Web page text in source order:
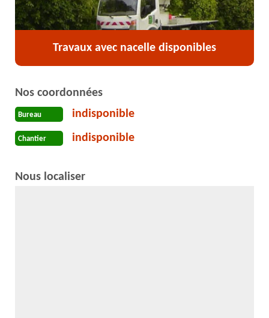
Travaux avec nacelle disponibles
Nos coordonnées
Bureau indisponible
Chantier indisponible
Nous localiser